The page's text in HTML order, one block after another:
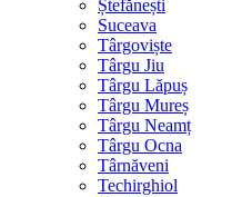
Ștefănești
Suceava
Târgoviște
Târgu Jiu
Târgu Lăpuș
Târgu Mureș
Târgu Neamț
Târgu Ocna
Târnăveni
Techirghiol